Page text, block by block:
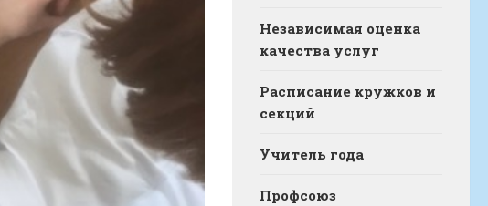
Независимая оценка
качества услуг
Расписание кружков и
секций
Учитель года
Профсоюз